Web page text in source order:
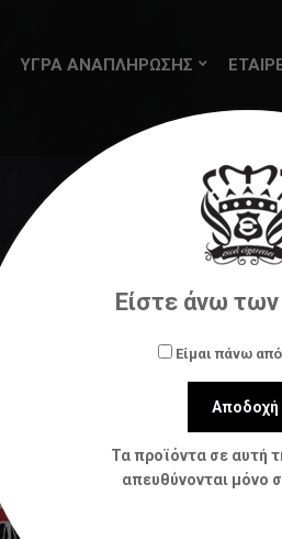
ΥΓΡΑ ΑΝΑΠΛΗΡΩΣΗΣ
BY
Είστε άνω
Είμαι πάνω
Τα προϊόντα σε αυτή
απευθύνονται μόνο